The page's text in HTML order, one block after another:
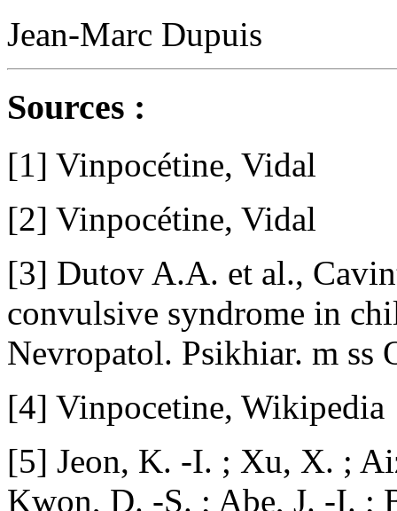
Jean-Marc Dupuis
Sources :
[1] Vinpocétine, Vidal
[2] Vinpocétine, Vidal
[3] Dutov A.A. et al.,
convulsive syndrome in
Nevropatol. Psikhiar. m ss
[4] Vinpocetine, Wikipedia
[5] Jeon, K. -I. ; Xu, X. ;
Kwon, D. -S. ; Abe, J. -I. ;